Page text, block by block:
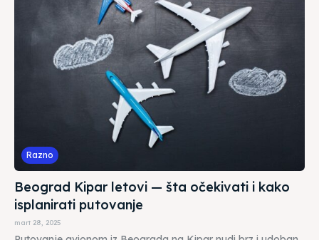
Razno
Beograd Kipar letovi — šta očekivati i kako
isplanirati putovanje
mart 28, 2025